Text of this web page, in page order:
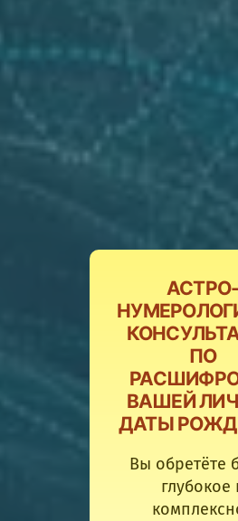
АСТРО-
ПО
ВАШЕЙ
ДАТЫ
Вы обретёте
глубокое